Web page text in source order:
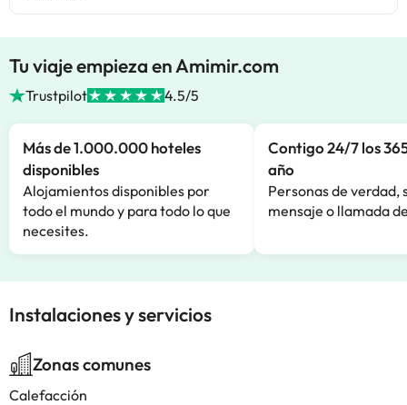
Tu viaje empieza en Amimir.com
Trustpilot 4.5/5
Más de 1.000.000 hoteles
disponibles
Alojamientos disponibles por
todo el mundo y para todo lo que
necesites.
Contigo 24/7 los
año
Personas de verdad,
mensaje o llamada
Instalaciones y servicios
Zonas comunes
Calefacción